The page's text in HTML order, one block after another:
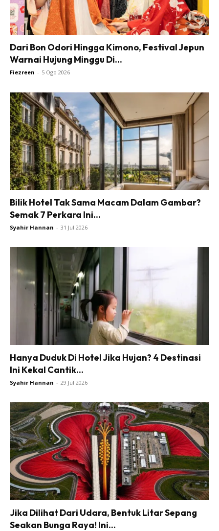
Dari Bon Odori Hingga Kimono, Festival Jepun
Warnai Hujung Minggu Di...
Fiezreen - 5 Ogo 2026
Bilik Hotel Tak Sama Macam Dalam Gambar?
Semak 7 Perkara Ini...
Syahir Hannan - 31 Jul 2026
Hanya Duduk Di Hotel Jika Hujan? 4 Destinasi
Ini Kekal Cantik...
Syahir Hannan - 29 Jul 2026
Jika Dilihat Dari Udara, Bentuk Litar Sepang
Seakan Bunga Raya! Ini...